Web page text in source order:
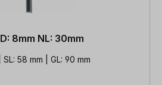
8mm NL: 30mm
58 mm | GL: 90 mm